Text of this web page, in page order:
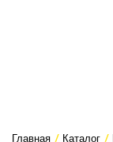
Главная / Каталог /